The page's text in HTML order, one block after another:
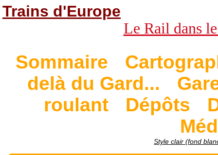
Trains d'Europe
Le Rail dans
Sommaire
delà du Gard...
roulant
Dépôts
Style clair (fond